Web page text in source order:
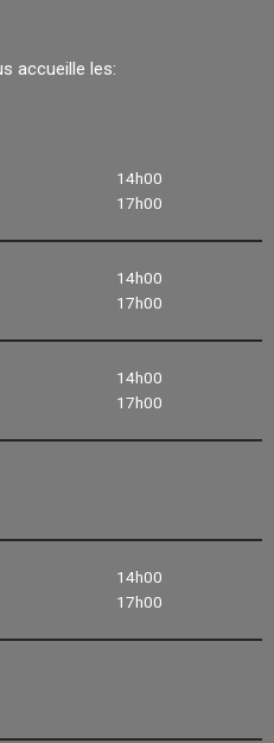
accueille les:
14h00
17h00
14h00
17h00
14h00
17h00
14h00
17h00